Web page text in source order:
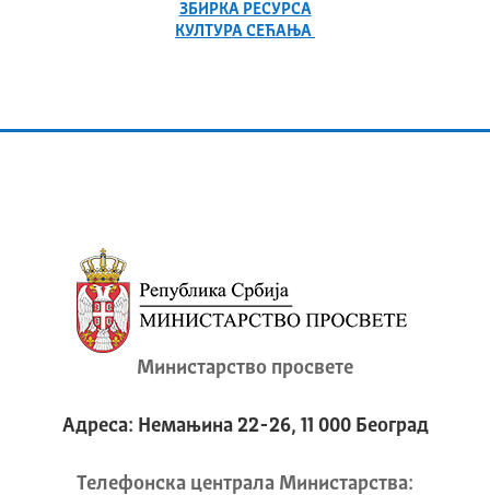
ЗБИРКА РЕСУРСА
КУЛТУРА СЕЋАЊА
Министарство просвете
Адреса: Немањина 22-26, 11 000 Београд
Телeфонска централа Mинистарства: